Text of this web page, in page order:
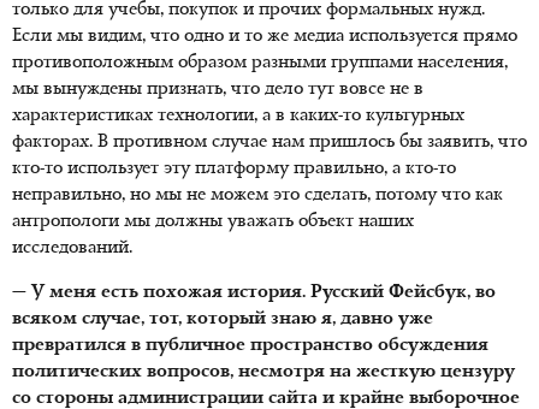
только для учебы, покупок и прочих формальных нужд.
Если мы видим, что одно и то же медиа используется прямо
противоположным образом разными группами населения,
мы вынуждены признать, что дело тут вовсе не в
характеристиках технологии, а в каких-то культурных
факторах. В противном случае нам пришлось бы заявить, что
кто-то использует эту платформу правильно, а кто-то
неправильно, но мы не можем это сделать, потому что как
антропологи мы должны уважать объект наших
исследований.
— У меня есть похожая история. Русский Фейсбук, во
всяком случае, тот, который знаю я, давно уже
превратился в публичное пространство обсуждения
политических вопросов, несмотря на жесткую цензуру
со стороны администрации сайта и крайне выборочное